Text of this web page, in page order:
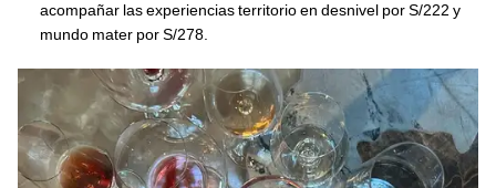
acompañar las experiencias territorio en desnivel por S/222 y
mundo mater por S/278.